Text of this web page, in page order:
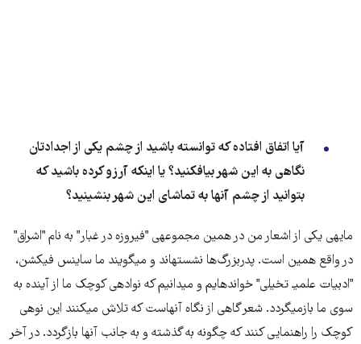
آیا اتفاق افتاده که توانسته باشید از چشم یکی از اجدادتان
نگاهی به این شهر بی​افکنید؟ یا اینکه آرزو کرده باشید که
بتوانید از چشم آنها به تماشای این شهر بنشینید؟
مایه​ی یکی از اشعار من در همین مجموعه​ی "فیروزه در غبار" به نام "اشراق"
در واقع همین است. پدربزرگ‌ها نشسته​اند و می​گویند ما ساینس فیکشن،
"ادبیات علمی​ـ تخیلی" خوانده​ایم و می​دانیم که نواده​ی کوچک ما از آینده به
سوی ما بازمی​گردد. شعر گاهی از نگاه آنهاست که تلاش می​کنند این نوه​ی
کوچک را راهنمایی کنند که چگونه به گذشته و به جانب آنها بازگردد. در آخر